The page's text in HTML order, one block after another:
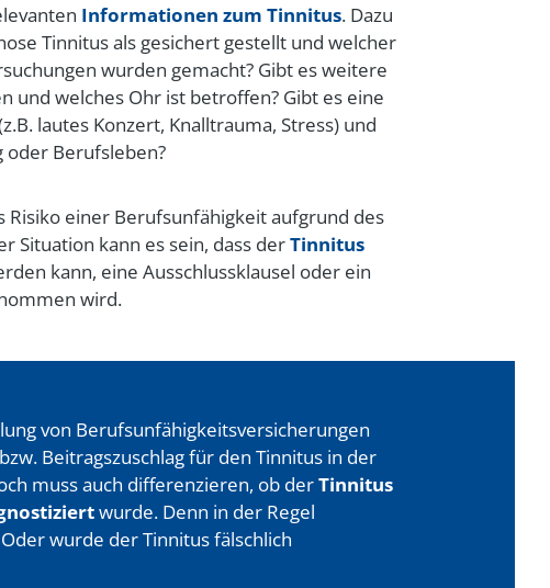
Informationen zum Tinnitus. Dazu
Tinnitus als gesichert gestellt und welcher
wurden gemacht? Gibt es weitere
und welches Ohr ist betroffen? Gibt es eine
lautes Konzert, Knalltrauma, Stress) und
oder Berufsleben?
Risiko einer Berufsunfähigkeit aufgrund des
Situation kann es sein, dass derTinnitus
kann, eine Ausschlussklausel oder ein
wird.
von Berufsunfähigkeits­versicherungen
Beitragszuschlag für den Tinnitus in der
muss auch differenzieren, ob derTinnitus
wurde. Denn in der Regel
wurde der Tinnitus fälschlich